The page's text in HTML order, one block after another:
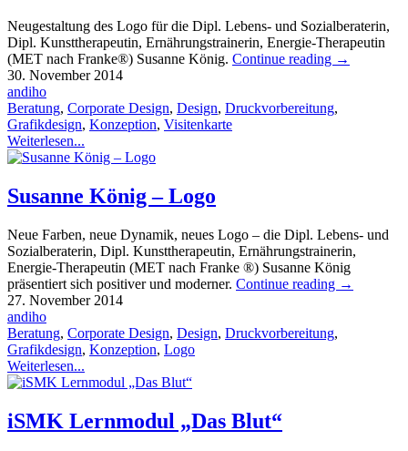
Neugestaltung des Logo für die Dipl. Lebens- und Sozialberaterin,
Dipl. Kunsttherapeutin, Ernährungstrainerin, Energie-Therapeutin
(MET nach Franke®) Susanne König. Continue reading →
30. November 2014
andiho
Beratung, Corporate Design, Design, Druckvorbereitung,
Grafikdesign, Konzeption, Visitenkarte
Weiterlesen...
Susanne König – Logo
Neue Farben, neue Dynamik, neues Logo – die Dipl. Lebens- und
Sozialberaterin, Dipl. Kunsttherapeutin, Ernährungstrainerin,
Energie-Therapeutin (MET nach Franke ®) Susanne König
präsentiert sich positiver und moderner. Continue reading →
27. November 2014
andiho
Beratung, Corporate Design, Design, Druckvorbereitung,
Grafikdesign, Konzeption, Logo
Weiterlesen...
iSMK Lernmodul „Das Blut“